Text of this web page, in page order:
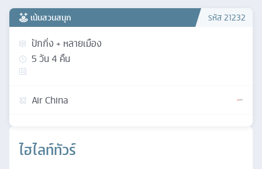
ไฮไลท์ทัวร์
เน้นสวนสนุก รหัส21232
ปักกิ่ง + หลายเมือง
5วัน4 คืน
Air China